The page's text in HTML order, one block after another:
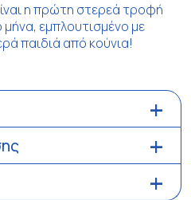
η πρώτη στερεά τροφή
εμπλουτισμένο με
παιδιά από κούνια!